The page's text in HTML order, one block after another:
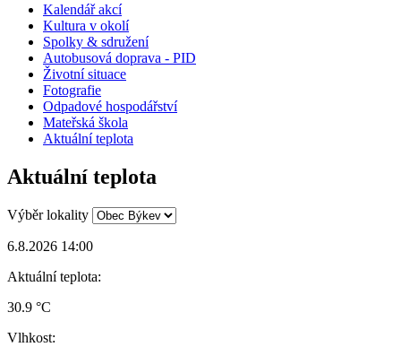
Kalendář akcí
Kultura v okolí
Spolky & sdružení
Autobusová doprava - PID
Životní situace
Fotografie
Odpadové hospodářství
Mateřská škola
Aktuální teplota
Aktuální teplota
Výběr lokality
6.8.2026 14:00
Aktuální teplota:
30.9 °C
Vlhkost: